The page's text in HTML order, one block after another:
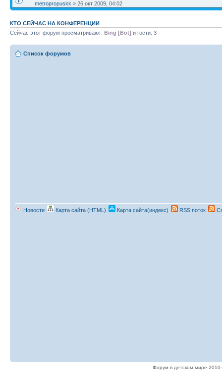
metropropuskk » 26 окт 2009, 04:02
КТО СЕЙЧАС НА КОНФЕРЕНЦИИ
Сейчас этот форум просматривают: Bing [Bot] и гости: 3
Список форумов
Новости Карта сайта (HTML) Карта сайта(индекс) RSS поток
Форум в детском мире